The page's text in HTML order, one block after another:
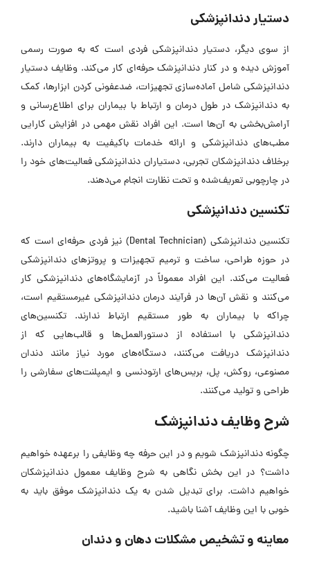
دستیار دندانپزشکی
از سوی دیگر، دستیار دندانپزشکی فردی است که به صورت رسمی
آموزش دیده و در کنار دندانپزشک حرفه‌ای کار می‌کند. وظایف دستیار
دندانپزشکی شامل آماده‌سازی تجهیزات، ضدعفونی کردن ابزار‌ها، کمک
به دندانپزشک در طول درمان و ارتباط با بیماران برای اطلاع‌رسانی و
آرامش‌بخشی به آن‌ها است. این افراد نقش مهمی در افزایش کارایی
مطب‌های دندانپزشکی و ارائه خدمات باکیفیت به بیماران دارند.
برخلاف دندانپزشکان تجربی، دستیاران دندانپزشکی فعالیت‌های خود را
در چارچوبی تعریف‌شده و تحت نظارت انجام می‌دهند.
تکنسین دندانپزشکی
تکنسین دندانپزشکی (Dental Technician) نیز فردی حرفه‌ای است که
در حوزه طراحی، ساخت و ترمیم تجهیزات و پروتز‌های دندانپزشکی
فعالیت می‌کند. این افراد معمولاً در آزمایشگاه‌های دندانپزشکی کار
می‌کنند و نقش آن‌ها در فرآیند درمان دندانپزشکی غیرمستقیم است،
چراکه با بیماران به طور مستقیم ارتباط ندارند. تکنسین‌های
دندانپزشکی با استفاده از دستورالعمل‌ها و قالب‌هایی که از
دندانپزشک دریافت می‌کنند، دستگاه‌های مورد نیاز مانند دندان
مصنوعی، روکش، پل، بریس‌های ارتودنسی و ایمپلنت‌های سفارشی را
طراحی و تولید می‌کنند.
شرح وظایف دندانپزشک
چگونه دندانپزشک شویم و در این حرفه چه وظایفی را برعهده خواهیم
داشت؟ در این بخش نگاهی به شرح وظایف معمول دندانپزشکان
خواهیم داشت. برای تبدیل شدن به یک دندانپزشک موفق باید به
خوبی با این وظایف آشنا باشید.
معاینه و تشخیص مشکلات دهان و دندان